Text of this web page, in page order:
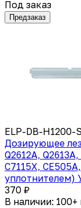
Под заказ
Предзаказ
ELP-DB-H1200-
Дозирующее
Q2612A,
C7115X,
уплотнителем)
370 ₽
В наличии: 100+